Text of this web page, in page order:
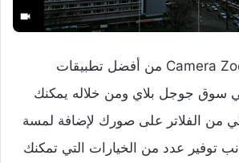
يعتبر تطبيق Camera Zoom FX من أفضل تطبيقات
في سوق جوجل بلاي ومن خلاله يمكنك
من الفلاتر على صورك لإضافة لمسة
توفير عدد من الخيارات التي تمكنك